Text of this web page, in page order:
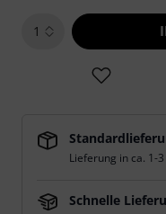
1
Lieferung in ca. 1-
Schnelle